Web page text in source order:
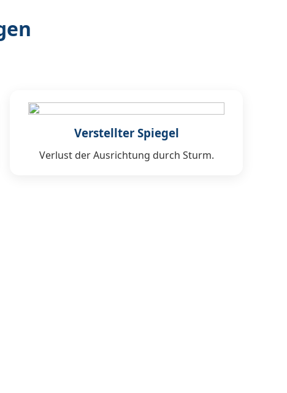
Verstellter Spiegel
Verlust der Ausrichtung durch Sturm.